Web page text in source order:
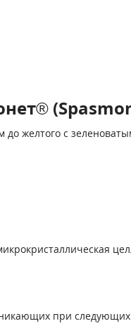
желтого с
при следующих